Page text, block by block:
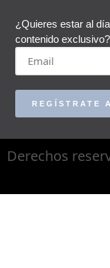
¿Quieres estar al
contenido exclusivo?
REGÍSTRATE
Derechos